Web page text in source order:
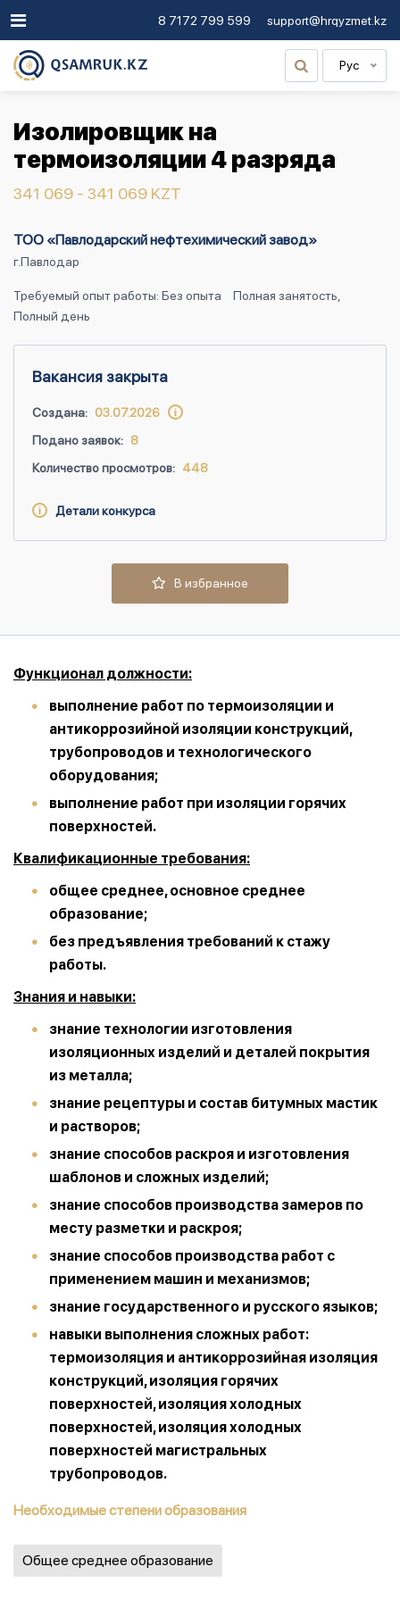
8 7172 799 599 support@hrqyzmet.kz
Рус
Изолировщик на
термоизоляции 4 разряда
341 069 - 341 069 KZT
ТОО «Павлодарский нефтехимический завод»
г.Павлодар
Требуемый опыт работы: Без опыта
Полная занятость,
Полный день
Вакансия закрыта
Создана: 03.07.2026
Подано заявок: 8
Количество просмотров: 448
Детали конкурса
В избранное
Функционал должности:
выполнение работ по термоизоляции и
антикоррозийной изоляции конструкций,
трубопроводов и технологического
оборудования;
выполнение работ при изоляции горячих
поверхностей.
Квалификационные требования:
общее среднее, основное среднее
образование;
без предъявления требований к стажу
работы.
Знания и навыки:
знание технологии изготовления
изоляционных изделий и деталей покрытия
из металла;
знание рецептуры и состав битумных мастик
и растворов;
знание способов раскроя и изготовления
шаблонов и сложных изделий;
знание способов производства замеров по
месту разметки и раскроя;
знание способов производства работ с
применением машин и механизмов;
знание государственного и русского языков;
навыки выполнения сложных работ:
термоизоляция и антикоррозийная изоляция
конструкций, изоляция горячих
поверхностей, изоляция холодных
поверхностей, изоляция холодных
поверхностей магистральных
трубопроводов.
Необходимые степени образования
Общее среднее образование